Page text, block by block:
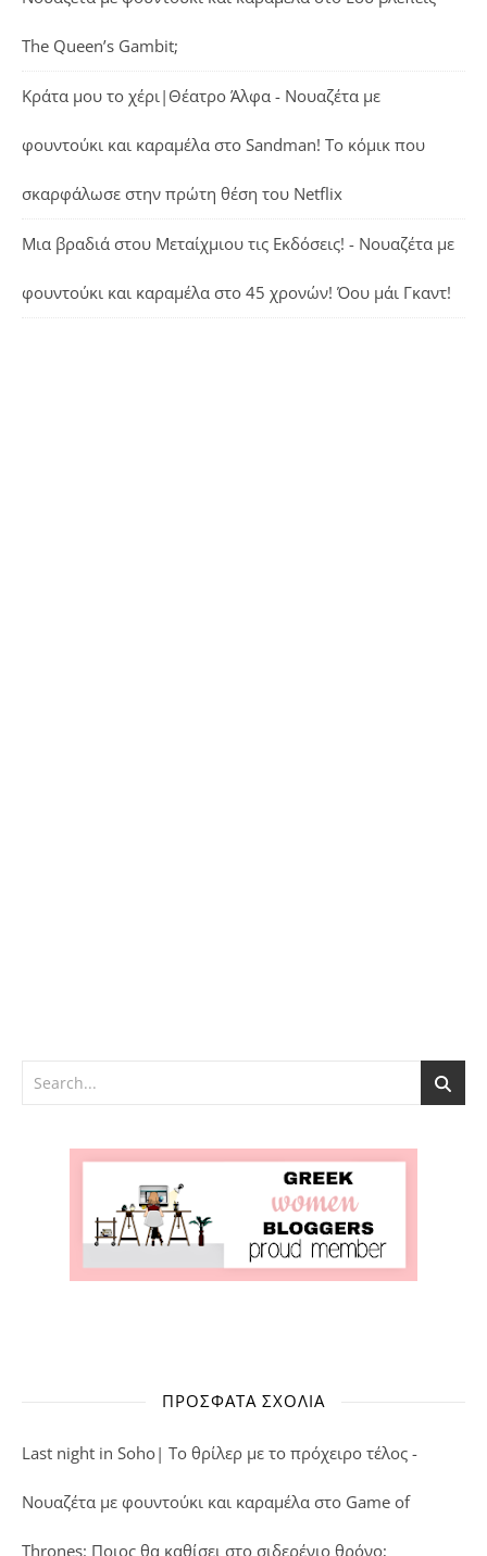
The Queen’s Gambit;
Κράτα μου το χέρι|Θέατρο Άλφα - Νουαζέτα με
φουντούκι και καραμέλα στο Sandman! Το κόμικ που
σκαρφάλωσε στην πρώτη θέση του Netflix
Μια βραδιά στου Μεταίχμιου τις Εκδόσεις! - Νουαζέτα με
φουντούκι και καραμέλα στο 45 χρονών! Όου μάι Γκαντ!
ΠΡΌΣΦΑΤΑ ΣΧΌΛΙΑ
Last night in Soho| Το θρίλερ με το πρόχειρο τέλος -
Νουαζέτα με φουντούκι και καραμέλα στο Game of
Thrones: Ποιος θα καθίσει στο σιδερένιο θρόνο;